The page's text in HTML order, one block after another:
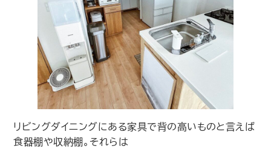
リビングダイニングにある家具で背の高いものと言えば
食器棚や収納棚。それらは